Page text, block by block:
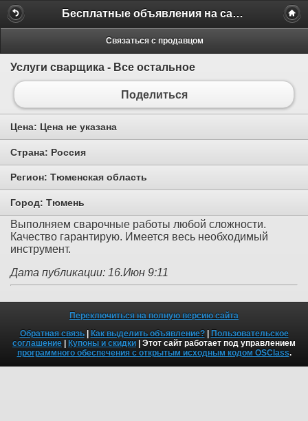
Бесплатные объявления на сайте MILAMO.ru
Связаться с продавцом
Услуги сварщика - Все остальное
Поделиться
Цена: Цена не указана
Страна: Россия
Регион: Тюменская область
Город: Тюмень
Выполняем сварочные работы любой сложности.
Качество гарантирую. Имеется весь необходимый
инструмент.
Дата публикации: 16.Июн 9:11
Переключиться на полную версию сайта
Обратная связь| Как выделить объявление?| Пользовательское
соглашение | Купоны и скидки | Этот сайт работает под управлением
программного обеспечения с открытым исходным кодом OSClass.